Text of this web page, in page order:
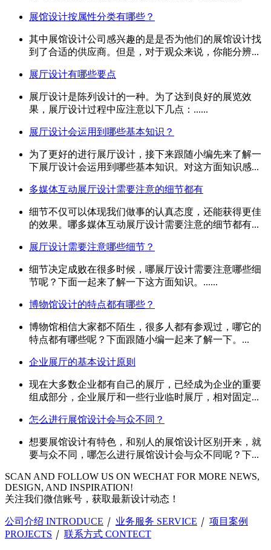
展馆设计按属性分类有哪些？
其中展馆设计公司感兴趣的是是否为他们的展馆设计找
到了合适的供应商。但是，对于观众来说，你能分辨...
展厅设计有哪些要点
展厅设计是陈列设计的一种。为了达到良好的展览效
果，展厅设计过程中应注意以下几点：......
展厅设计会运用到哪些基本知识？
为了更好的进行展厅设计，接下来跟随小编先来了解一
下展厅设计会运用到哪些基本知识。对这方面知识感...
多媒体互动展厅设计需要注意的细节都有
细节不仅可以体现我们做事的认真态度，还能获得更佳
的效果。哪多媒体互动展厅设计需要注意的细节都有...
展厅设计需要注意哪些细节？
细节决定成败在很多时候，哪展厅设计需要注意哪些细
节呢？下面一起来了解一下这方面知识。......
博物馆设计的特点都有哪些？
博物馆相信大家都不陌生，很多人都有参观过，哪它的
特点都有哪些呢？下面跟随小编一起来了解一下。...
企业展厅的基本设计原则
现在大多数企业都有自己的展厅，已经成为企业的重要
组成部分，企业展厅和一些行业临时展厅，相对固定...
怎么进行展馆设计会与众不同？
想要展馆设计有特色，和别人的展馆设计区别开来，就
要与众不同，哪怎么进行展馆设计会与众不同呢？下...
SCAN AND FOLLOW US ON WECHAT FOR MORE NEWS,
DESIGN, AND INSPIRATION!
关注我们微信账号，获取最新设计动态！
公司介绍 INTRODUCE ｜ 业务服务 SERVICE ｜ 项目案例
PROJECTS ｜ 联系方式 CONTECT